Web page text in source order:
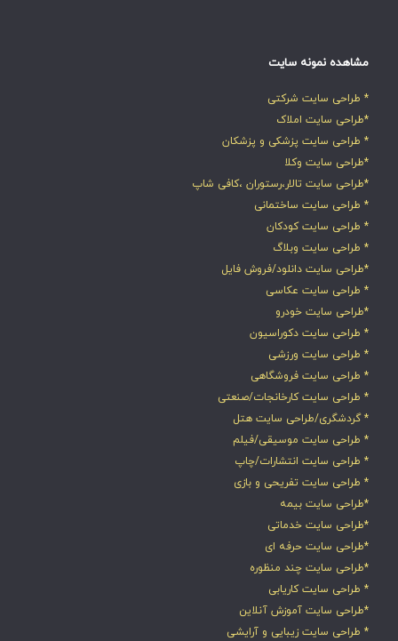
مشاهده نمونه سایت
* طراحی سایت شرکتی
*طراحی سایت املاک
* طراحی سایت پزشکی و پزشکان
*طراحی سایت وکلا
*طراحی سایت تالار،رستوران ،کافی شاپ
* طراحی سایت ساختمانی
* طراحی سایت کودکان
* طراحی سایت وبلاگ
*طراحی سایت دانلود/فروش فایل
* طراحی سایت عکاسی
*طراحی سایت خودرو
* طراحی سایت دکوراسیون
* طراحی سایت ورزشی
* طراحی سایت فروشگاهی
* طراحی سایت کارخانجات/صنعتی
* گردشگری/طراحی سایت هتل
* طراحی سایت موسیقی/فیلم
* طراحی سایت انتشارات/چاپ
* طراحی سایت تفریحی و بازی
*طراحی سایت بیمه
*طراحی سایت خدماتی
*طراحی سایت حرفه ای
*طراحی سایت چند منظوره
* طراحی سایت کاریابی
*طراحی سایت آموزش آنلاین
* طراحی سایت زیبایی و آرایشی